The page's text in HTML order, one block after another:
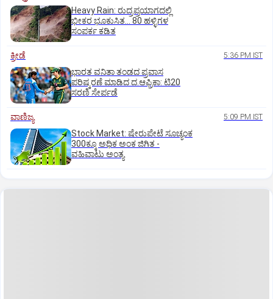
Heavy Rain: ರುದ್ರಪ್ರಯಾಗದಲ್ಲಿ
ಭೀಕರ ಭೂಕುಸಿತ... 80 ಹಳ್ಳಿಗಳ
ಸಂಪರ್ಕ ಕಡಿತ
ಕ್ರೀಡೆ 5:36 PM IST
ಭಾರತ ವನಿತಾ ತಂಡದ ಪ್ರವಾಸ
ಪರಿಷ್ಕರಣೆ ಮಾಡಿದ ದ.ಆಫ್ರಿಕಾ: ಟಿ20
ಸರಣಿ ಸೇರ್ಪಡೆ
ವಾಣಿಜ್ಯ 5:09 PM IST
Stock Market: ಷೇರುಪೇಟೆ ಸೂಚ್ಯಂಕ
300ಕ್ಕೂ ಅಧಿಕ ಅಂಕ ಜಿಗಿತ -
ವಹಿವಾಟು ಅಂತ್ಯ